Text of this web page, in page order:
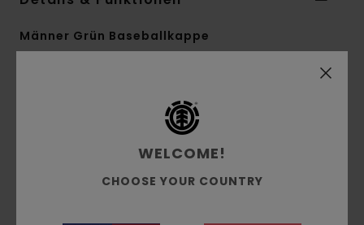
Männer Grün Baseballkappe
Baumwolle, Polyester
Material: Leichtes Taslan [180 g/m²]
WELCOME!
CHOOSE YOUR COUNTRY